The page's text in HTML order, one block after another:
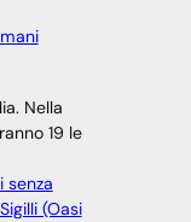
Nella
19 le
senza
(Oasi